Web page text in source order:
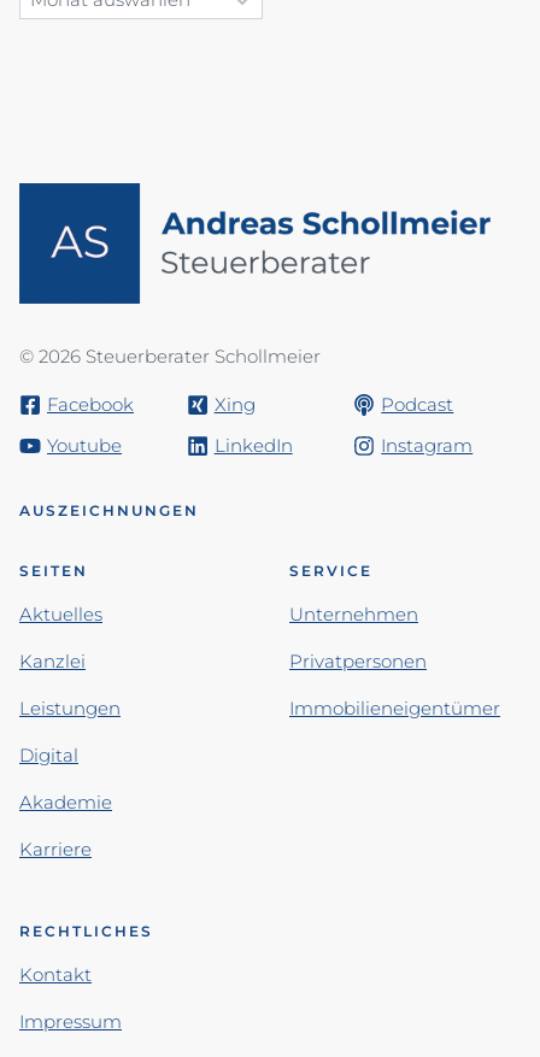
© 2026 Steuerberater Schollmeier
Facebook Xing
Podcast
Youtube
LinkedIn Instagram
AUSZEICHNUNGEN
SEITEN
Aktuelles
Kanzlei
Leistungen
Digital
Akademie
Karriere
SERVICE
Unternehmen
Privatpersonen
Immobilieneigentümer
RECHTLICHES
Kontakt
Impressum